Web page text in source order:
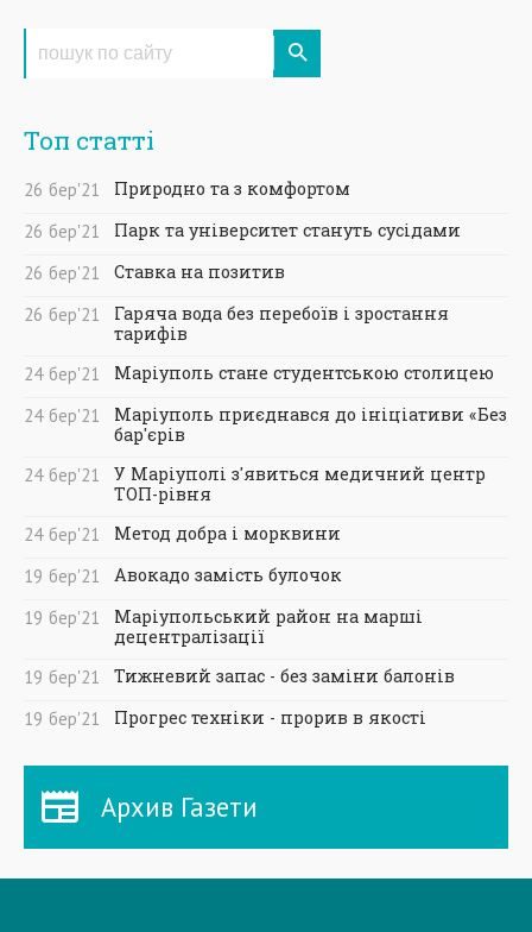
Топ статті
26 бер'21
Природно та з комфортом
26 бер'21
Парк та університет стануть сусідами
26 бер'21
Ставка на позитив
26 бер'21
Гаряча вода без перебоїв і зростання
тарифів
24 бер'21
Маріуполь стане студентською столицею
24 бер'21
Маріуполь приєднався до ініціативи «Без
бар'єрів
24 бер'21
У Маріуполі з'явиться медичний центр
ТОП-рівня
24 бер'21
Метод добра і морквини
19 бер'21
Авокадо замість булочок
19 бер'21
Маріупольський район на марші
децентралізації
19 бер'21
Тижневий запас - без заміни балонів
19 бер'21 Прогрес техніки - прорив в якості
Архив Газети